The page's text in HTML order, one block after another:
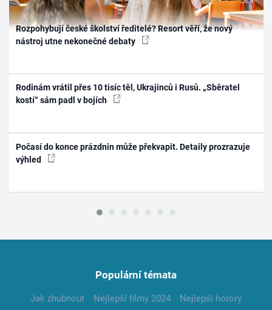
Rozpohybují české školství ředitelé? Resort věří, že nový
nástroj utne nekonečné debaty
Rodinám vrátil přes 10 tisíc těl, Ukrajinců i Rusů. „Sběratel
kostí“ sám padl v bojích
Počasí do konce prázdnin může překvapit. Detaily prozrazuje
výhled
Populární témata
Jak zhubnout Nejlepší filmy 2024
Nejlepší horory